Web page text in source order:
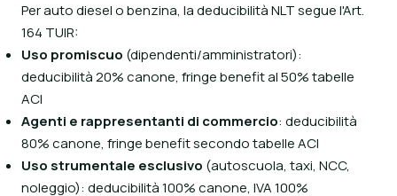
Per auto diesel o benzina, la deducibilità NLT segue l'Art.
164 TUIR:
Uso promiscuo (dipendenti/amministratori):
deducibilità 20% canone, fringe benefit al 50% tabelle
ACI
Agenti e rappresentanti di commercio: deducibilità
80% canone, fringe benefit secondo tabelle ACI
Uso strumentale esclusivo (autoscuola, taxi, NCC,
noleggio): deducibilità 100% canone, IVA 100%